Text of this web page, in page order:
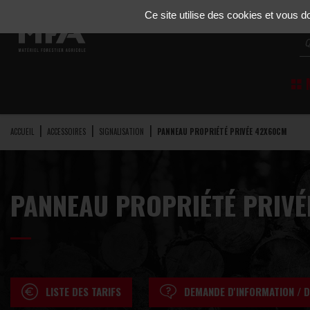
ACCUEIL ACCESSOIRES SIGNALISATION PANNEAU PROPRIÉTÉ PRIVÉE 42X60CM
PANNEAU PROPRIÉTÉ
LISTE DES TARIFS DEMANDE D'INFORMATION /
Ce site utilise des cookies et vous